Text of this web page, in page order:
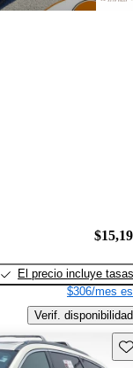
El precio incluye tasas
$306/mes
Verif. disponibilidad